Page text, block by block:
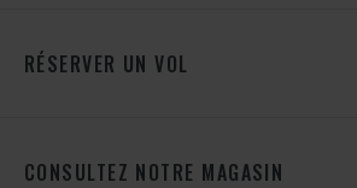
RÉSERVER UN VOL
CONSULTEZ NOTRE MAGASIN